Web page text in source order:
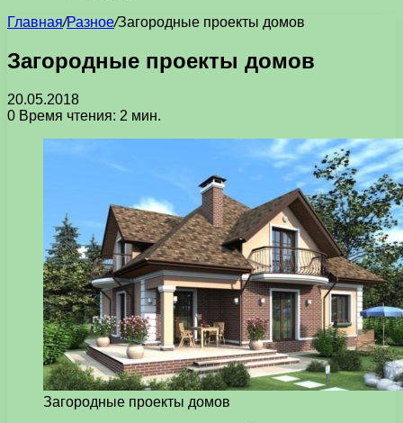
Главная/Разное/Загородные проекты домов
Загородные проекты домов
20.05.2018
0 Время чтения: 2 мин.
Загородные проекты домов